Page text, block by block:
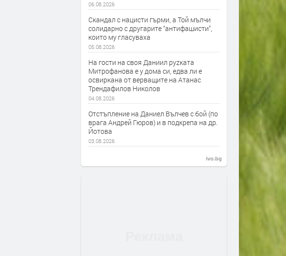
06.08.2026
Скандал с нацисти гърми, а Той мълчи
солидарно с другарите “антифашисти”,
които му гласуваха
05.08.2026
На гости на своя Даниил руzката
Митрофанова е у дома си, едва ли е
освиркана от верващите на Атанас
Трендафилов Николов
04.08.2026
Отстъпление на Даниел Вълчев с бой (по
врага Андрей Гюров) и в подкрепа на др.
Йотова
03.08.2026
ivo.bg